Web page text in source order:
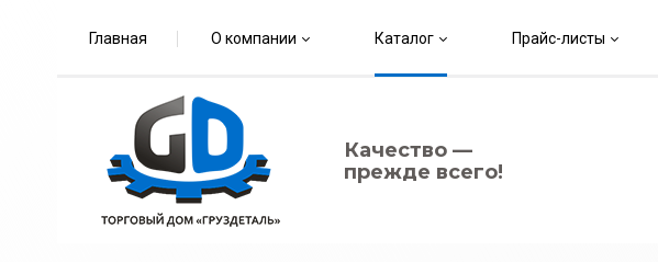
Главная О компании Каталог Прайс-листы
Качество —
прежде всего!